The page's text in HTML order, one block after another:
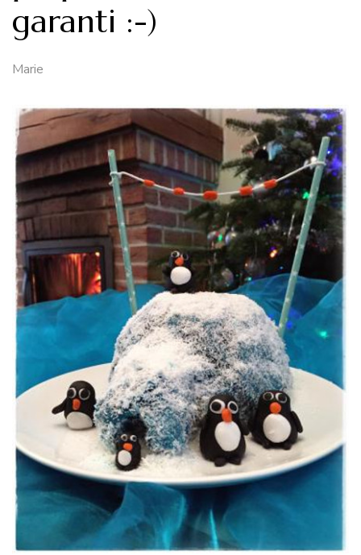
garanti :-)
Marie